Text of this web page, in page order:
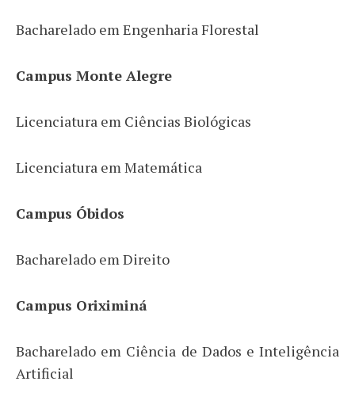
Bacharelado em Engenharia Florestal
Campus Monte Alegre
Licenciatura em Ciências Biológicas
Licenciatura em Matemática
Campus Óbidos
Bacharelado em Direito
Campus Oriximiná
Bacharelado em Ciência de Dados e Inteligência
Artificial